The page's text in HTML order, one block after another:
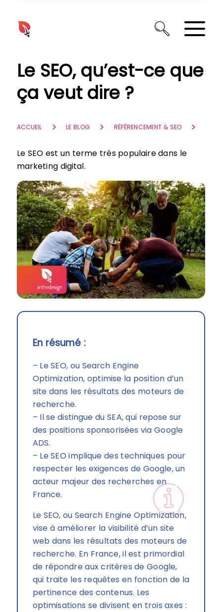
Le SEO, qu’est-ce que
ça veut dire ?
ACCUEIL LE BLOG RÉFÉRENCEMENT & SEO
Le SEO est un terme très populaire dans le
marketing digital.
En résumé :
– Le SEO, ou Search Engine
Optimization, optimise la position d’un
site dans les résultats des moteurs de
recherche.
– Il se distingue du SEA, qui repose sur
des positions sponsorisées via Google
ADS.
– Le SEO implique des techniques pour
respecter les exigences de Google, un
acteur majeur des recherches en
France.
Le SEO, ou Search Engine Optimization,
vise à améliorer la visibilité d’un site
web dans les résultats des moteurs de
recherche. En France, il est primordial
de répondre aux critères de Google,
qui traite les requêtes en fonction de la
pertinence des contenus. Les
optimisations se divisent en trois axes :